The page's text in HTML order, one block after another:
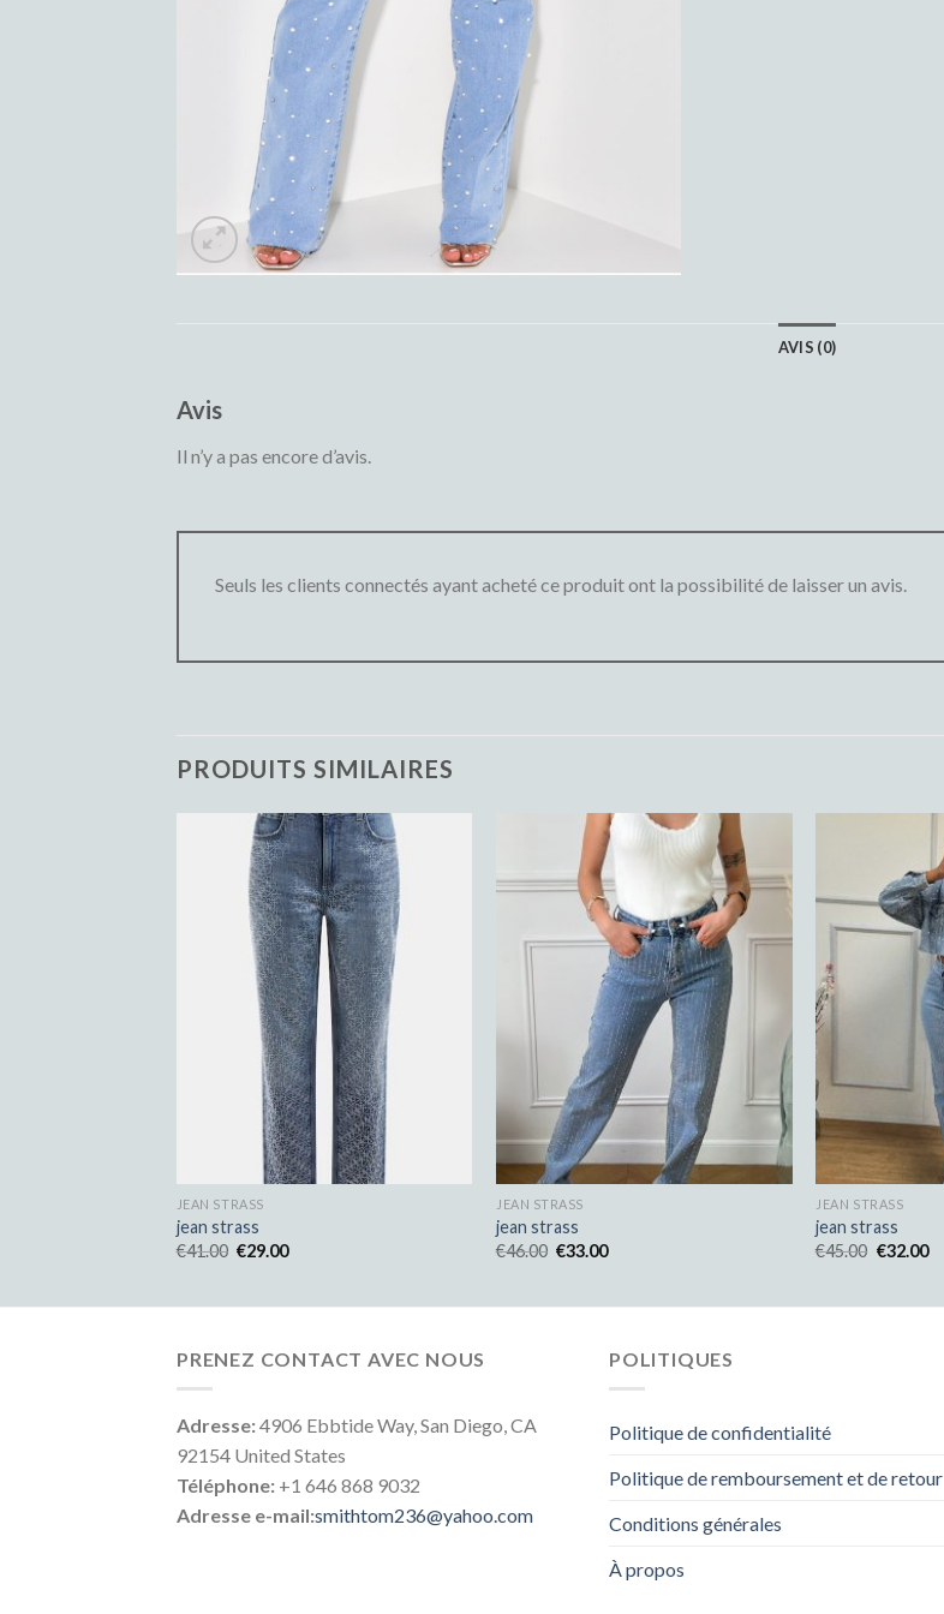
AVIS (0)
Avis
Il n’y a pas encore d’avis.
Seuls les clients connectés ayant acheté ce produit ont la possibilité de laisser un avis.
PRODUITS SIMILAIRES
JEAN STRASS
jean strass
€41.00 €29.00
JEAN STRASS
jean strass
€46.00 €33.00
JEAN STRASS
jean strass
€45.00 €32.00
PRENEZ CONTACT AVEC NOUS
Adresse:4906 Ebbtide Way, San Diego, CA
92154 United States
Téléphone: +1 646 868 9032
Adresse e-mail:smithtom236@yahoo.com
POLITIQUES
Politique de confidentialité
Politique de remboursement et de retour
Conditions générales
À propos